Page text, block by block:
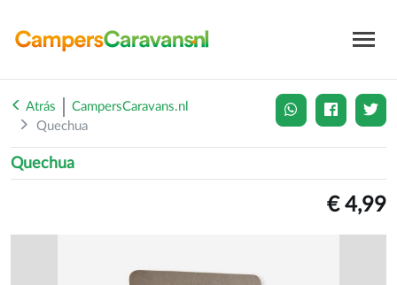
Atrás
CampersCaravans.nl
Quechua
Quechua
€ 4,99